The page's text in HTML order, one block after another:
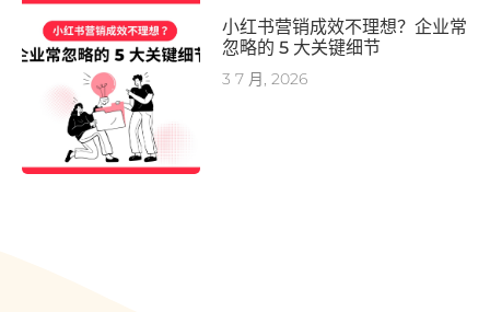
小红书营销成效不理想？企业常
忽略的 5 大关键细节
3 7 月, 2026